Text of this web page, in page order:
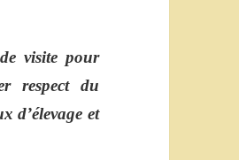
visite pour
respect du
d’élevage et